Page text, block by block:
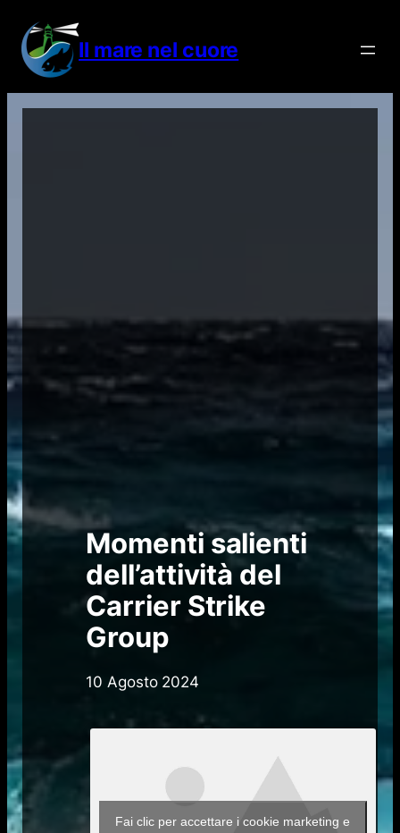
contenuto
Il mare nel cuore
Momenti salienti
dell’attività del
Carrier Strike
Group
10 Agosto 2024
Fai clic per accettare i cookie marketing e